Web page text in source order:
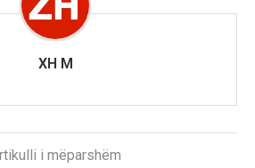
XH M
i mëparshëm